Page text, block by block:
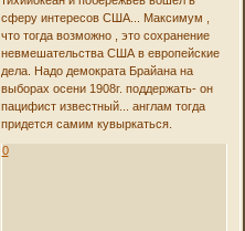
сферу интересов США... Максимум ,
что тогда возможно , это сохранение
невмешательства США в европейские
дела. Надо демократа Брайана на
выборах осени 1908г. поддержать- он
пацифист известный... англам тогда
придется самим кувыркаться.
0